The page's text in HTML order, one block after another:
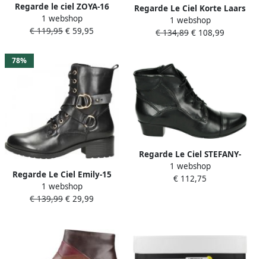
Regarde le ciel ZOYA-16
Enkellaarzen
1 webshop
€ 119,95 € 59,95
Regarde Le Ciel Korte Laars
Joan-02 2695 Delice Black
1 webshop
€ 134,89 € 108,99
78%
Regarde Le Ciel Emily-15
Veterschoenen Hoog zwart
1 webshop
€ 139,99 € 29,99
Regarde Le Ciel STEFANY-
123 Volwassenen Laarsjes
Zwart
1 webshop
€ 112,75